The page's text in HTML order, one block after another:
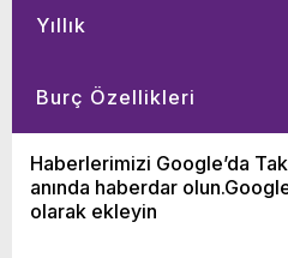
Yıllık
Burç Özellikleri
Haberlerimizi Google’da
anında haberdar
olarak ekleyin